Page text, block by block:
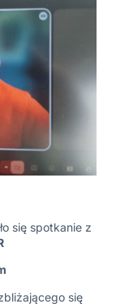
się spotkanie z
się